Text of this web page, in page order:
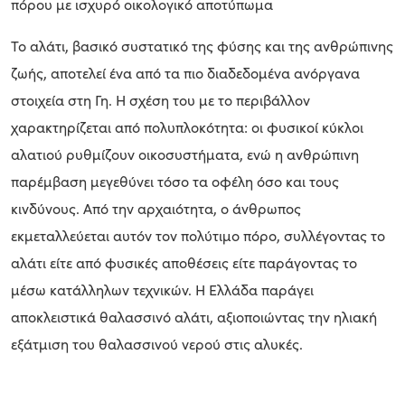
πόρου με ισχυρό οικολογικό αποτύπωμα
Το αλάτι, βασικό συστατικό της φύσης και της ανθρώπινης
ζωής, αποτελεί ένα από τα πιο διαδεδομένα ανόργανα
στοιχεία στη Γη. Η σχέση του με το περιβάλλον
χαρακτηρίζεται από πολυπλοκότητα: οι φυσικοί κύκλοι
αλατιού ρυθμίζουν οικοσυστήματα, ενώ η ανθρώπινη
παρέμβαση μεγεθύνει τόσο τα οφέλη όσο και τους
κινδύνους. Από την αρχαιότητα, ο άνθρωπος
εκμεταλλεύεται αυτόν τον πολύτιμο πόρο, συλλέγοντας το
αλάτι είτε από φυσικές αποθέσεις είτε παράγοντας το
μέσω κατάλληλων τεχνικών. Η Ελλάδα παράγει
αποκλειστικά θαλασσινό αλάτι, αξιοποιώντας την ηλιακή
εξάτμιση του θαλασσινού νερού στις αλυκές.